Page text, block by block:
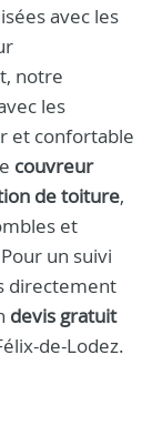
avec les
notre
les
et confortable
couvreur
de toiture,
et
un suivi
directement
devis gratuit
de-Lodez.